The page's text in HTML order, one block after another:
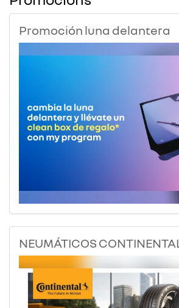
Promoción luna delantera
NEUMÁTICOS CONTINENTAL